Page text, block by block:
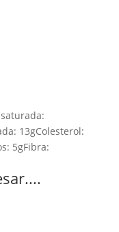
13gColesterol:
5gFibra: